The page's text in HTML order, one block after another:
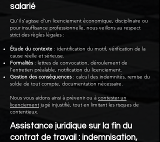
salarié
Qu’il s’agisse d’un licenciement économique, disciplinaire ou
pour insuffisance professionnelle, nous veillons au respect
strict des règles légales :
Étude du contexte : identification du motif, vérification de la
cause réelle et sérieuse.
Formalités: lettres de convocation, déroulement de
l’entretien préalable, notification du licenciement.
Gestion des conséquences: calcul des indemnités, remise du
solde de tout compte, documentation nécessaire.
Nous vous aidons ainsi à prévenir ou à contester un
licenciement jugé injustifié, tout en limitant les risques de
contentieux.
Assistance juridique sur la fin du
contrat de travail : indemnisation,